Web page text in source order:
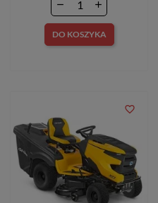
DO KOSZYKA
favorite_border